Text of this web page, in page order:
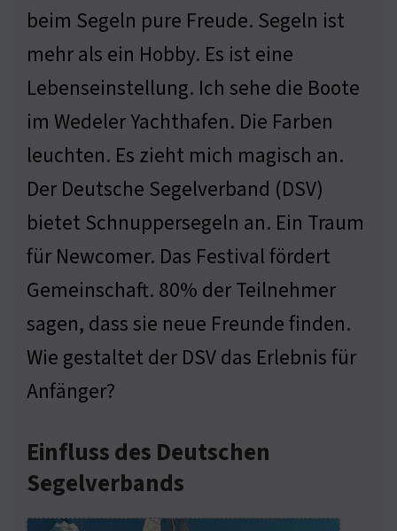
beim Segeln pure Freude. Segeln ist
mehr als ein Hobby. Es ist eine
Lebenseinstellung. Ich sehe die Boote
im Wedeler Yachthafen. Die Farben
leuchten. Es zieht mich magisch an.
Der Deutsche Segelverband (DSV)
bietet Schnuppersegeln an. Ein Traum
für Newcomer. Das Festival fördert
Gemeinschaft. 80% der Teilnehmer
sagen, dass sie neue Freunde finden.
Wie gestaltet der DSV das Erlebnis für
Anfänger?
Einfluss des Deutschen
Segelverbands